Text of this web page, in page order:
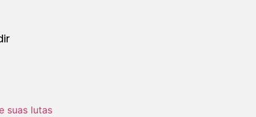
suas lutas